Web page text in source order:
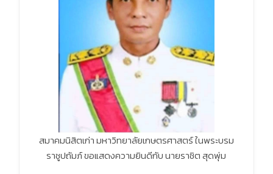
สมาคมนิสิตเก่า มหาวิทยาลัยเกษตรศาสตร์ ในพระบรม
ราชูปถัมภ์ ขอแสดงความยินดีกับนายราชิต สุดพุ่ม